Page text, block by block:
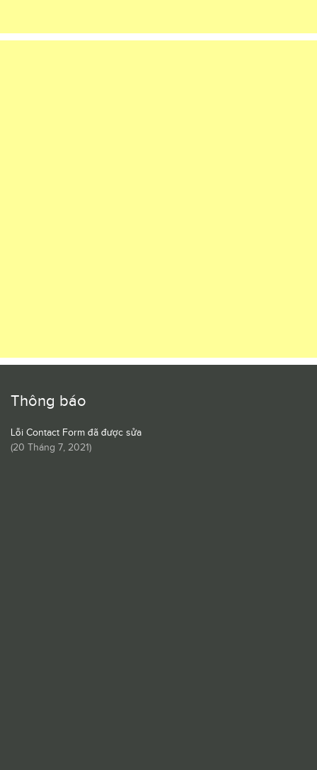
Thông báo
Lỗi Contact Form đã được sửa
(20 Tháng 7, 2021)